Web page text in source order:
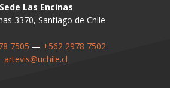
Sede Las Encinas
3370, Santiago de Chile
7505 — +562 2978 7502
artevis@uchile.cl